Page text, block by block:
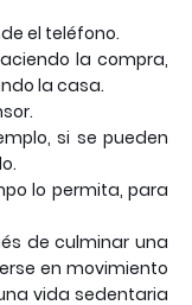
el teléfono.
la compra,
la casa.
si se pueden
lo permita, para
de culminar una
en movimiento
vida sedentaria